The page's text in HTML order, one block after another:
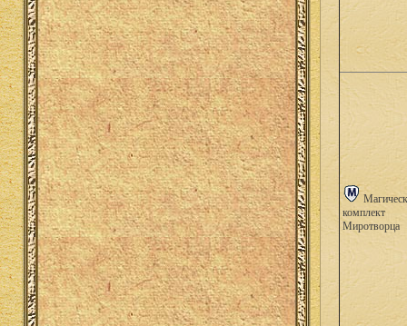
комплект
Миротворца